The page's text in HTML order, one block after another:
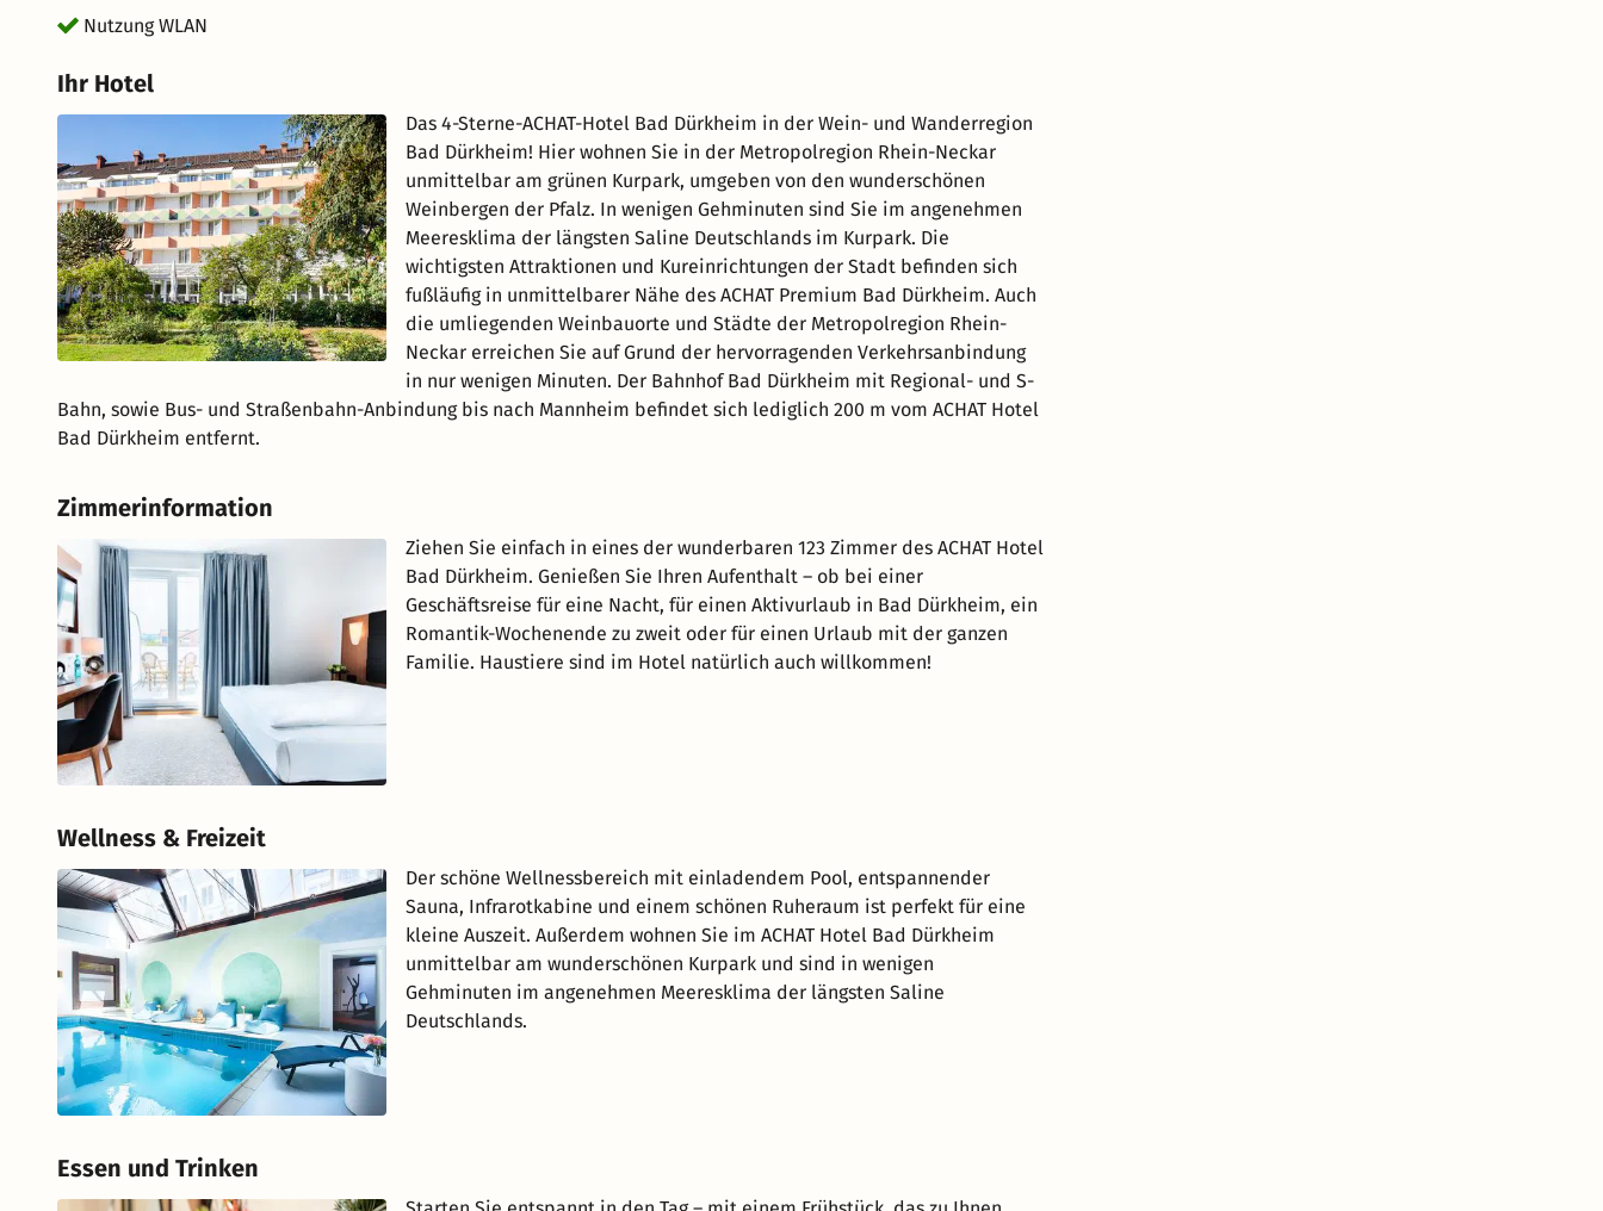
Nutzung WLAN
Ihr Hotel
Das 4-Sterne-ACHAT-Hotel Bad Dürkheim in der Wein- und Wanderregion
Bad Dürkheim! Hier wohnen Sie in der Metropolregion Rhein-Neckar
unmittelbar am grünen Kurpark, umgeben von den wunderschönen
Weinbergen der Pfalz. In wenigen Gehminuten sind Sie im angenehmen
Meeresklima der längsten Saline Deutschlands im Kurpark. Die
wichtigsten Attraktionen und Kureinrichtungen der Stadt befinden sich
fußläufig in unmittelbarer Nähe des ACHAT Premium Bad Dürkheim. Auch
die umliegenden Weinbauorte und Städte der Metropolregion Rhein-
Neckar erreichen Sie auf Grund der hervorragenden Verkehrsanbindung
in nur wenigen Minuten. Der Bahnhof Bad Dürkheim mit Regional- und S-
Bahn, sowie Bus- und Straßenbahn-Anbindung bis nach Mannheim befindet sich lediglich 200 m vom ACHAT Hotel
Bad Dürkheim entfernt.
Zimmerinformation
Ziehen Sie einfach in eines der wunderbaren 123 Zimmer des ACHAT Hotel
Bad Dürkheim. Genießen Sie Ihren Aufenthalt – ob bei einer
Geschäftsreise für eine Nacht, für einen Aktivurlaub in Bad Dürkheim, ein
Romantik-Wochenende zu zweit oder für einen Urlaub mit der ganzen
Familie. Haustiere sind im Hotel natürlich auch willkommen!
Wellness & Freizeit
Der schöne Wellnessbereich mit einladendem Pool, entspannender
Sauna, Infrarotkabine und einem schönen Ruheraum ist perfekt für eine
kleine Auszeit. Außerdem wohnen Sie im ACHAT Hotel Bad Dürkheim
unmittelbar am wunderschönen Kurpark und sind in wenigen
Gehminuten im angenehmen Meeresklima der längsten Saline
Deutschlands.
Essen und Trinken